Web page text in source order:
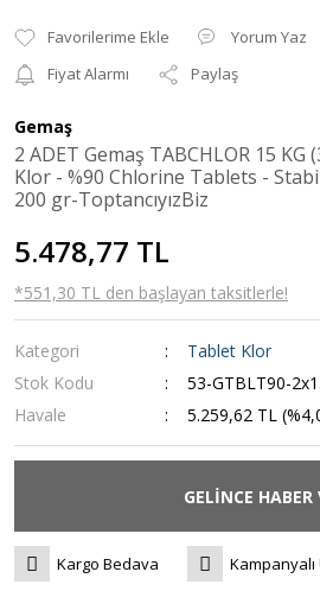
Yorum Yaz
Fiyat Alarmı
Paylaş
Gemaş
2 ADET Gemaş TABCHLOR 15 KG
Klor - %90 Chlorine Tablets -
200 gr-ToptancıyızBiz
5.478,77 TL
*551,30 TL den başlayan taksitlerle!
Kategori
Tablet Klor
Stok Kodu
53-GTBLT90-
Havale
5.259,62 TL
GELİNCE HABER
Kargo Bedava Kampanyalı